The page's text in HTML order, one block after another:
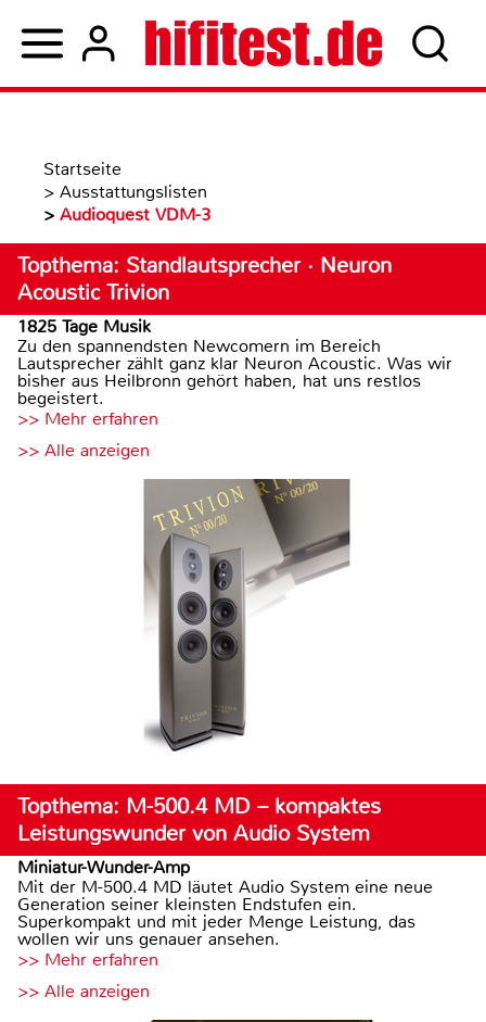
Startseite
> Ausstattungslisten
> Audioquest VDM-3
Topthema: Standlautsprecher · Neuron
Acoustic Trivion
1825 Tage Musik
Zu den spannendsten Newcomern im Bereich
Lautsprecher zählt ganz klar Neuron Acoustic. Was wir
bisher aus Heilbronn gehört haben, hat uns restlos
begeistert.
>> Mehr erfahren
>> Alle anzeigen
Topthema: M-500.4 MD – kompaktes
Leistungswunder von Audio System
Miniatur-Wunder-Amp
Mit der M-500.4 MD läutet Audio System eine neue
Generation seiner kleinsten Endstufen ein.
Superkompakt und mit jeder Menge Leistung, das
wollen wir uns genauer ansehen.
>> Mehr erfahren
>> Alle anzeigen